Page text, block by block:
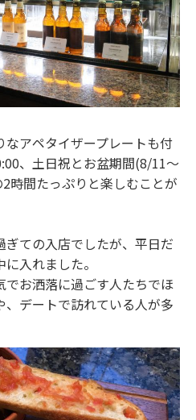
アペタイザープレートも付
、土日祝とお盆期間(8/11～
時間たっぷりと楽しむことが
ぎての入店でしたが、平日だ
入れました。
でお洒落に過ごす人たちでほ
、デートで訪れている人が多